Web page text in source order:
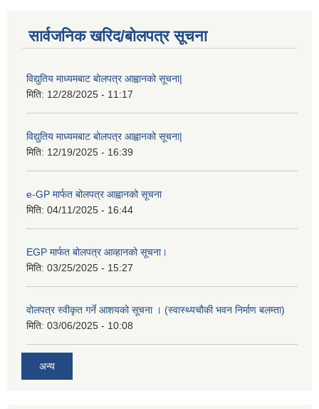
सार्वजनिक खरिद/बोलपत्र सूचना
विद्युतिय माध्यमबाट बोलपत्र आह्वानको सूचना|
मिति: 12/28/2025 - 11:17
विद्युतिय माध्यमबाट बोलपत्र आह्वानको सूचना|
मिति: 12/19/2025 - 16:39
e-GP मार्फत बोलपत्र आह्वानको सूचना
मिति: 04/11/2025 - 16:44
EGP मार्फत बोलपत्र आव्हानको सूचना।
मिति: 03/25/2025 - 15:27
वोलपत्र स्वीकृत गर्ने आशयको सूचना । (स्वास्थ्यचौकी भवन निर्माण बलम्ता)
मिति: 03/06/2025 - 10:08
अन्य